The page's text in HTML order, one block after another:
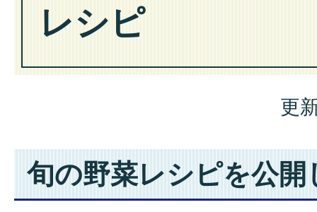
レシピ
更
旬の野菜レシピを公